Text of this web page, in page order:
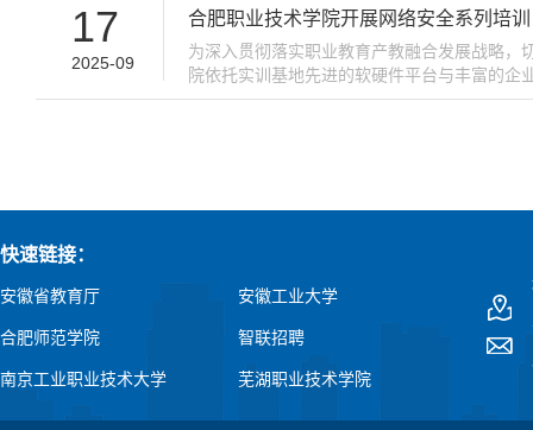
17
2025-09
合肥职业技术学院开展网络安全系列培
为深入贯彻落实职业教育产教融合发展战略
院依托实训基地先进的软硬件平台与丰富的
式，全面激发学生参赛热情，夯实专业技能，
快速链接：
安徽省教育厅 安徽工业大学
合肥师范学院 智联招聘
南京工业职业技术大学 芜湖职业技术学院